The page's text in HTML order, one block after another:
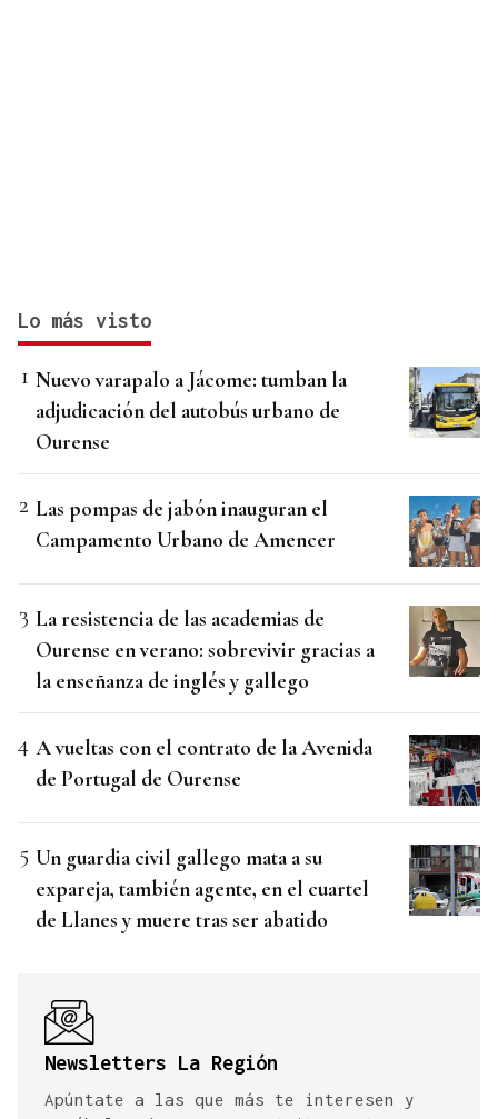
Lo más visto
Nuevo varapalo a Jácome: tumban la
adjudicación del autobús urbano de
Ourense
Las pompas de jabón inauguran el
Campamento Urbano de Amencer
La resistencia de las academias de
Ourense en verano: sobrevivir gracias a
la enseñanza de inglés y gallego
A vueltas con el contrato de la Avenida
de Portugal de Ourense
Un guardia civil gallego mata a su
expareja, también agente, en el cuartel
de Llanes y muere tras ser abatido
Newsletters La Región
Apúntate a las que más te interesen y